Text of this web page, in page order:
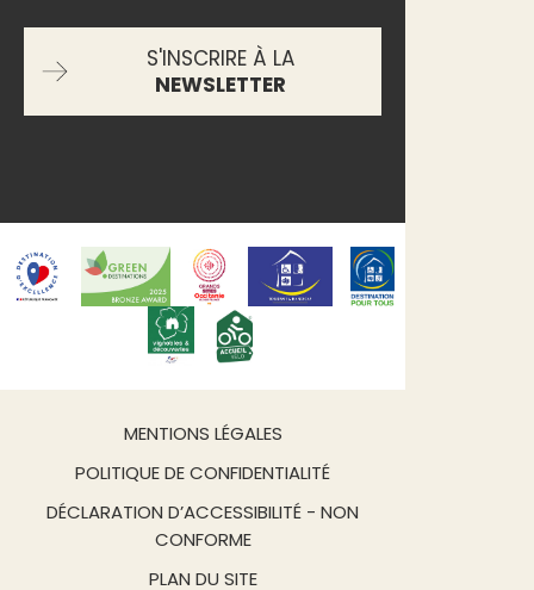
S'INSCRIRE À LA
NEWSLETTER
MENTIONS LÉGALES
POLITIQUE DE CONFIDENTIALITÉ
DÉCLARATION D’ACCESSIBILITÉ - NON
CONFORME
PLAN DU SITE